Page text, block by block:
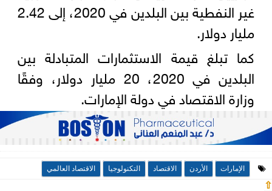
غير النفطية بين البلدين في 2020، إلى 2.42
مليار دولار.
كما تبلغ قيمة الاستثمارات المتبادلة بين
البلدين في 2020، 20 مليار دولار، وفقًا
وزارة الاقتصاد في دولة الإمارات.
الإمارات الأردن الاقتصاد التكنولوجيا الاقتصاد العالمي
⇧